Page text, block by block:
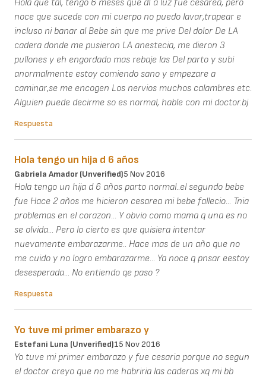
Hola que tal, tengo 6 meses que dI a luz fue cesarea, pero
noce que sucede con mi cuerpo no puedo lavar,trapear e
incluso ni banar al Bebe sin que me prive Del dolor De LA
cadera donde me pusieron LA anestecia, me dieron 3
pullones y eh engordado mas rebaje las Del parto y subi
anormalmente estoy comiendo sano y empezare a
caminar,se me encogen Los nervios muchos calambres etc.
Alguien puede decirme so es normal, hable con mi doctor.bj
Respuesta
Hola tengo un hija d 6 años
Gabriela Amador (unverified)5 Nov 2016
Hola tengo un hija d 6 años parto normal..el segundo bebe
fue Hace 2 años me hicieron cesarea mi bebe fallecio... Tnia
problemas en el corazon... Y obvio como mama q una es no
se olvida... Pero lo cierto es que quisiera intentar
nuevamente embarazarme.. Hace mas de un año que no
me cuido y no logro embarazarme... Ya noce q pnsar eestoy
desesperada... No entiendo qe paso ?
Respuesta
Yo tuve mi primer embarazo y
Estefani Luna (unverified)15 Nov 2016
Yo tuve mi primer embarazo y fue cesaria porque no segun
el doctor creyo que no me habriria las caderas xq mi bb